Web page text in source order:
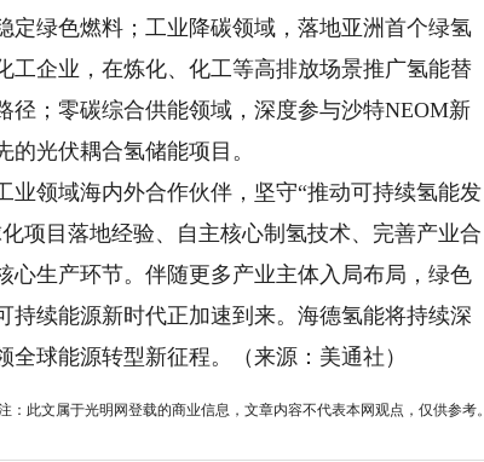
绿色燃料；工业降碳领域，落地亚洲首个绿氢
企业，在炼化、化工等高排放场景推广氢能替
；零碳综合供能领域，深度参与沙特NEOM新
光伏耦合氢储能项目。
领域海内外合作伙伴，坚守“推动可持续氢能发
项目落地经验、自主核心制氢技术、完善产业合
生产环节。伴随更多产业主体入局布局，绿色
续能源新时代正加速到来。海德氢能将持续深
球能源转型新征程。（来源：美通社）
：此文属于光明网登载的商业信息，文章内容不代表本网观点，仅供参考。